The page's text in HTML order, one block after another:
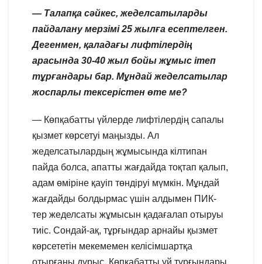
— Талапқа сәйкес, жеделсатыларды
пайдалану мерзімі 25 жылға есептелген.
Дегенмен, қаладағы лифтілердің
арасында 30-40 жыл бойы жұмыс ітеп
тұрғандары бар. Мұндай жеделсатылар
жоспарлы тексерістен өте ме?
— Көпқабатты үйлерде лифтілердің сапалы
қызмет көрсетуі маңызды. Ал
жеделсатылардың жұмысында кілтипан
пайда болса, апатты жағдайда тоқтап қалып,
адам өміріне қауіп төндіруі мүмкін. Мұндай
жағдайды болдырмас үшін алдымен ПИК-
тер жеделсаты жұмысын қадағалап отыруы
тиіс. Сондай-ақ, тұрғындар арнайы қызмет
көрсететін мекемемен келісімшартқа
отырғаны дұрыс. Көпқабатты үй тұрғындары